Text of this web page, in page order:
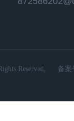
Reserved. 备案